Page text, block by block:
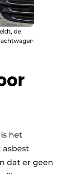
de
het
asbest
dat er geen